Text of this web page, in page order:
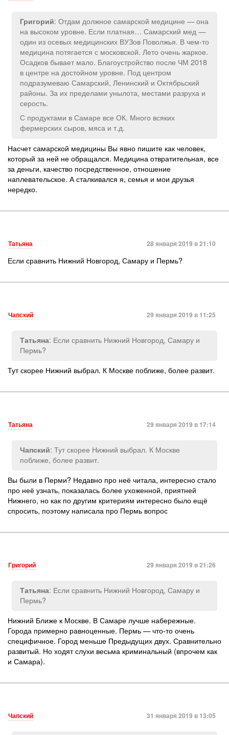
Григорий: Отдам должное самарской медицине — она
на высоком уровне. Если платная… Самарский мед —
один из осевых медицинских ВУЗов Поволжья. В чем-то
медицина потягается с московской. Лето очень жаркое.
Осадков бывает мало. Благоустройство после ЧМ 2018
в центре на достойном уровне. Под центром
подразумеваю Самарский, Ленинский и Октябрьский
районы. За их пределами унылота, местами разруха и
серость.
С продуктами в Самаре все ОК. Много всяких
фермерских сыров, мяса и т.д.
Насчет самарской медицины Вы явно пишите как человек,
который за ней не обращался. Медицина отвратительная, все
за деньги, качество посредственное, отношение
наплевательское. А сталкивался я, семья и мои друзья
нередко.
Татьяна 28 января 2019 в 21:10
Если сравнить Нижний Новгород, Самару и Пермь?
Чапский 29 января 2019 в 11:25
Татьяна: Если сравнить Нижний Новгород, Самару и
Пермь?
Тут скорее Нижний выбрал. К Москве поближе, более развит.
Татьяна 29 января 2019 в 17:14
Чапский: Тут скорее Нижний выбрал. К Москве
поближе, более развит.
Вы были в Перми? Недавно про неё читала, интересно стало
про неё узнать, показалась более ухоженной, приятней
Нижнего, но как по другим критериям интересно было ещё
спросить, поэтому написала про Пермь вопрос
Григорий 29 января 2019 в 21:26
Татьяна: Если сравнить Нижний Новгород, Самару и
Пермь?
Нижний Ближе к Москве. В Самаре лучше набережные.
Города примерно равноценные. Пермь — что-то очень
специфичное. Город меньше Предыдущих двух. Сравнительно
развитый. Но ходят слухи весьма криминальный (впрочем как
и Самара).
Чапский 31 января 2019 в 13:05